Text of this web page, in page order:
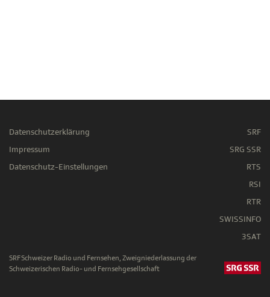
Datenschutzerklärung
Impressum
Datenschutz-Einstellungen
SRF
SRG SSR
RTS
RSI
RTR
SWISSINFO
3SAT
SRF Schweizer Radio und Fernsehen, Zweigniederlassung der
Schweizerischen Radio- und Fernsehgesellschaft